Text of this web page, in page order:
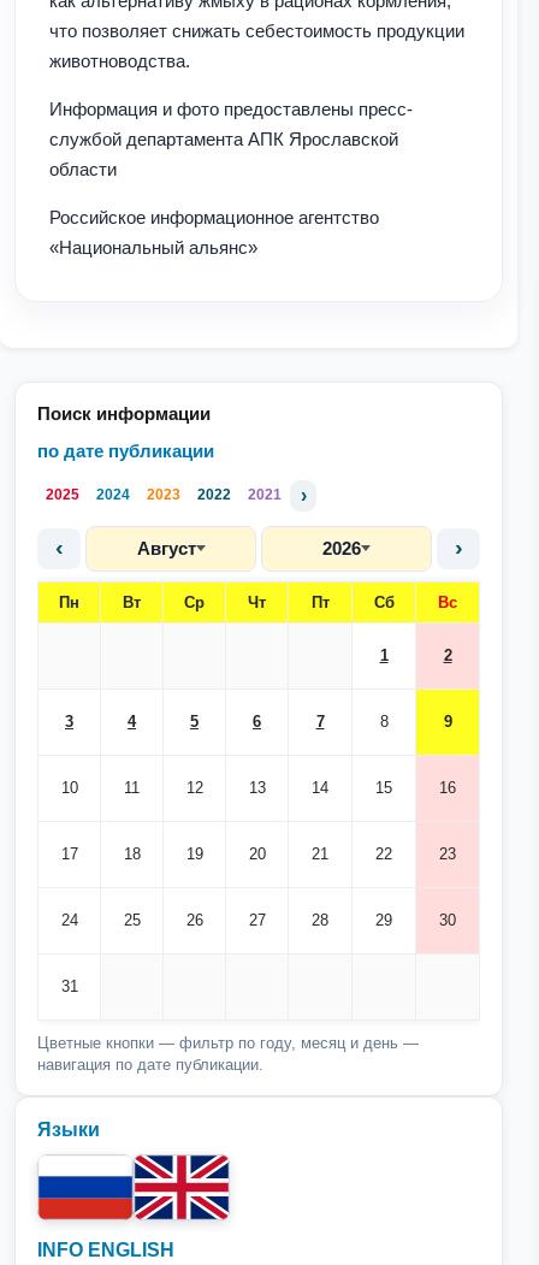
Поиск информации
по дате публикации
2025 2024 2023 2022 2021 ›
‹ Август 2026 ›
Пн Вт Ср Чт Пт Сб Вс
1 2
3 4 5 6 7 8 9
10 11 12 13 14 15 16
17 18 19 20 21 22 23
24 25 26 27 28 29 30
31
Цветные кнопки — фильтр по году, месяц и день —
навигация по дате публикации.
Языки
INFO ENGLISH
что позволяет снижать себестоимость продукции
животноводства.
Информация и фото предоставлены пресс-
службой департамента АПК Ярославской
области
Российское информационное агентство
«Национальный альянс»